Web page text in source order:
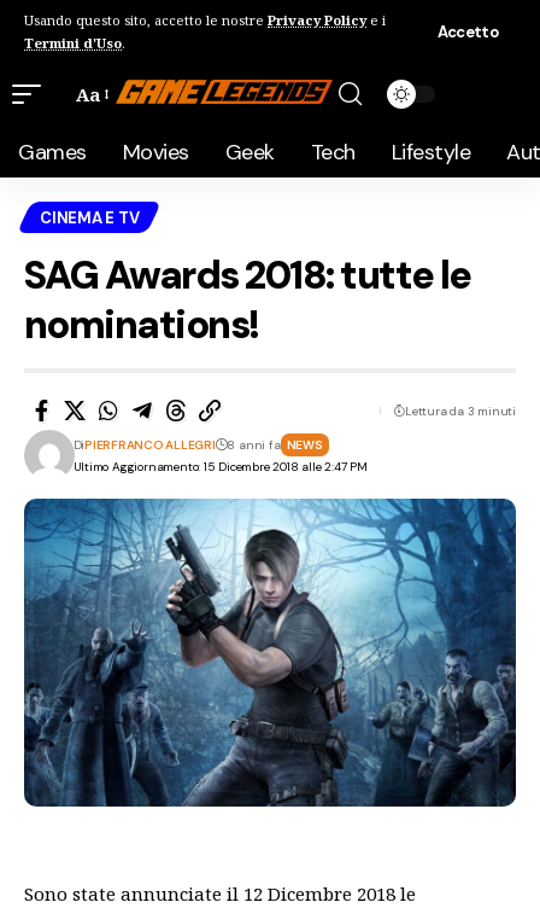
Usando questo sito, accetto le nostre Privacy Policye i
Termini d'Uso.
Accetto
Aa
Games Movies Geek Tech Lifestyle
CINEMA E TV
SAG Awards 2018: tutte le
nominations!
Ultimo Aggiornamento: 15 Dicembre 2018 alle 2:47 PM
DiPIERFRANCO ALLEGRI 8 anni fa NEWS
Lettura da 3 minuti
Sono state annunciate il 12 Dicembre 2018 le